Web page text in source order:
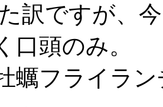
訳ですが、
口頭のみ。
蠣フライラ